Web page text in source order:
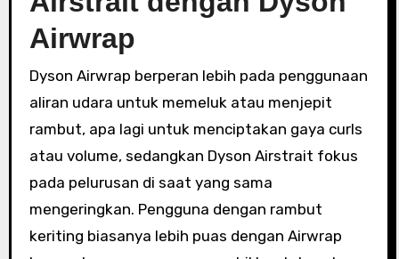
Airwrap
Dyson Airwrap berperan lebih pada penggunaan
aliran udara untuk memeluk atau menjepit
rambut, apa lagi untuk menciptakan gaya curls
atau volume, sedangkan Dyson Airstrait fokus
pada pelurusan di saat yang sama
mengeringkan. Pengguna dengan rambut
keriting biasanya lebih puas dengan Airwrap